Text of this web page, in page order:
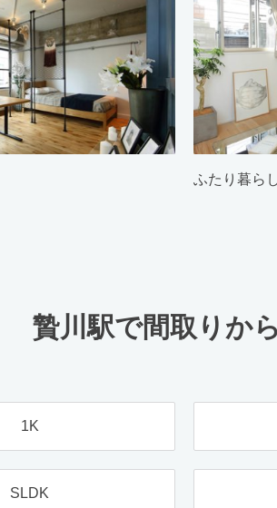
ふたり暮ら
贄川駅で間取りか
1K
SLDK